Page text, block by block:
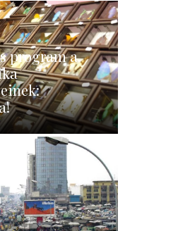
program a